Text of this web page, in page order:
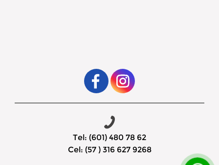
Tel: (601) 480 78 62
Cel: (57 ) 316 627 9268